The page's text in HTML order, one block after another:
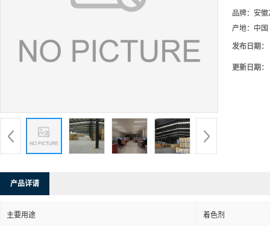
品牌： 安徽
产地： 中国
发布日期：
更新日期：
产品详请
主要用途 着色剂